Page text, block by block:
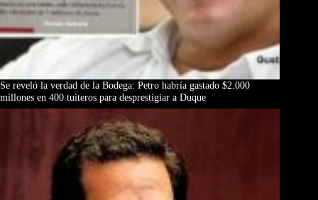
Se reveló la verdad de la Bodega: Petro habría gastado $2.000
millones en 400 tuiteros para desprestigiar a Duque